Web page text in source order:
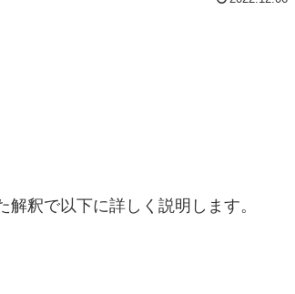
釈で以下に詳しく説明します。